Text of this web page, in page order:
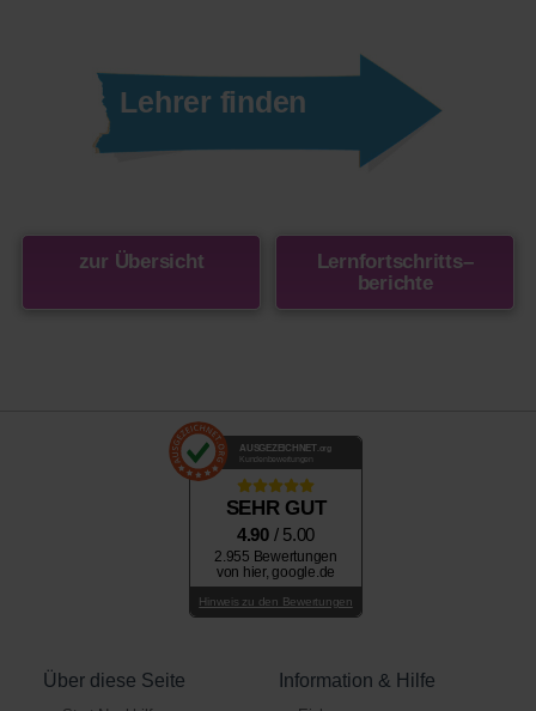
Lehrer finden
Lernfortschritts–
berichte
zur Übersicht
AUSGEZEICHNET .org
Kundenbewertungen
SEHR GUT
4.90 / 5.00
2.955 Bewertungen
von hier, google.de
Hinweis zu den Bewertungen
Über diese Seite Information & Hilfe